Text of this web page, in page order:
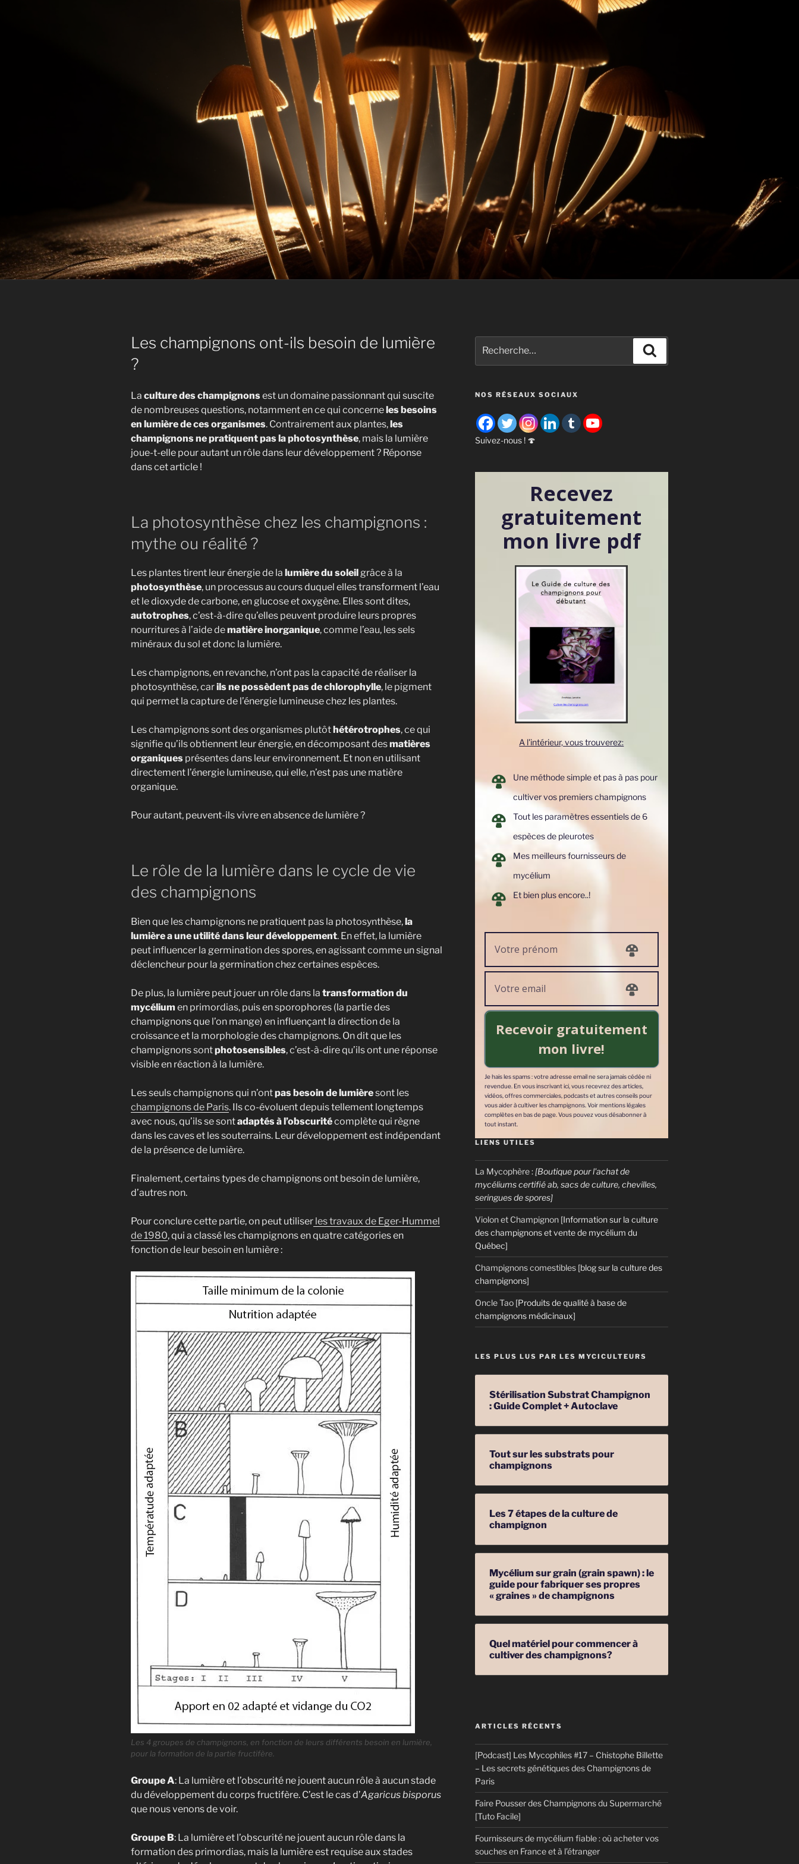
Les champignons ont-ils besoin de lumière
?
La culture des champignonsest un domaine passionnant qui suscite
de nombreuses questions, notamment en ce qui concerneles besoins
en lumière de ces organismes. Contrairement aux plantes,les
champignons ne pratiquent pas la photosynthèse, mais la lumière
joue-t-elle pour autant un rôle dans leur développement ? Réponse
dans cet article !
La photosynthèse chez les champignons :
mythe ou réalité ?
Les plantes tirent leur énergie de la lumière du soleil grâce à la
photosynthèse, un processus au cours duquel elles transforment l’eau
et le dioxyde de carbone, en glucose et oxygène. Elles sont dites,
autotrophes, c’est-à-dire qu’elles peuvent produire leurs propres
nourritures à l’aide dematière inorganique, comme l’eau, les sels
minéraux du sol et donc la lumière.
Les champignons, en revanche, n’ont pas la capacité de réaliser la
photosynthèse, carils ne possèdent pas de chlorophylle, le pigment
qui permet la capture de l’énergie lumineuse chez les plantes.
Les champignons sont des organismes plutôt hétérotrophes, ce qui
signifie qu’ils obtiennent leur énergie, en décomposant desmatières
organiques présentes dans leur environnement. Et non en utilisant
directement l’énergie lumineuse, qui elle, n’est pas une matière
organique.
Pour autant, peuvent-ils vivre en absence de lumière ?
Le rôle de la lumière dans le cycle de vie
des champignons
Bien que les champignons ne pratiquent pas la photosynthèse,la
lumière a une utilité dans leur développement. En effet, la lumière
peut influencer la germination des spores, en agissant comme un signal
déclencheur pour la germination chez certaines espèces.
De plus, la lumière peut jouer un rôle dans la transformation du
mycélium en primordias, puis en sporophores (la partie des
champignons que l’on mange) en influençant la direction de la
croissance et la morphologie des champignons. On dit que les
champignons sontphotosensibles, c’est-à-dire qu’ils ont une réponse
visible en réaction à la lumière.
Les seuls champignons qui n’ontpas besoin de lumièresont les
champignons de Paris. Ils co-évoluent depuis tellement longtemps
avec nous, qu’ils se sontadaptés à l’obscuritécomplète qui règne
dans les caves et les souterrains. Leur développement est indépendant
de la présence de lumière.
Finalement, certains types de champignons ont besoin de lumière,
d’autres non.
Pour conclure cette partie, on peut utiliser les travaux de Eger-Hummel
de 1980, qui a classé les champignons en quatre catégories en
fonction de leur besoin en lumière :
Les 4 groupes de champignons, en fonction de leurs différents besoin en lumière,
pour la formation de la partie fructifère.
Groupe A: La lumière et l’obscurité ne jouent aucun rôle à aucun stade
du développement du corps fructifère. C’est le cas d’Agaricus bisporus
que nous venons de voir.
Groupe B: La lumière et l’obscurité ne jouent aucun rôle dans la
formation des primordias, mais la lumière est requise aux stades
pour
:
NOS RÉSEAUX SOCIAUX
Suivez-nous ! 🍄
Recevez
gratuitement
mon livre pdf
A l'intérieur, vous trouverez:
Une méthode simple et pas à pas pour
cultiver vos premiers champignons
Tout les paramètres essentiels de 6
espèces de pleurotes
Mes meilleurs fournisseurs de
mycélium
Et bien plus encore..!
Recevoir gratuitement
mon livre!
Je hais les spams : votre adresse email ne sera jamais cédée ni
revendue. En vous inscrivant ici, vous recevrez des articles,
vidéos, offres commerciales, podcasts et autres conseils pour
vous aider à cultiver les champignons. Voir mentions légales
complètes en bas de page. Vous pouvez vous désabonner à
tout instant.
LIENS UTILES
La Mycophère : [Boutique pour l'achat de
mycéliums certifié ab, sacs de culture, chevilles,
seringues de spores]
Violon et Champignon [Information sur la culture
des champignons et vente de mycélium du
Québec]
Champignons comestibles [blog sur la culture des
champignons]
Oncle Tao [Produits de qualité à base de
champignons médicinaux]
LES PLUS LUS PAR LES MYCICULTEURS
Stérilisation Substrat Champignon
: Guide Complet + Autoclave
Tout sur les substrats pour
champignons
Les 7 étapes de la culture de
champignon
Mycélium sur grain (grain spawn) : le
guide pour fabriquer ses propres
« graines » de champignons
Quel matériel pour commencer à
cultiver des champignons?
ARTICLES RÉCENTS
[Podcast] Les Mycophiles #17 – Chistophe Billette
– Les secrets génétiques des Champignons de
Paris
Faire Pousser des Champignons du Supermarché
[Tuto Facile]
Fournisseurs de mycélium fiable : où acheter vos
souches en France et à l’étranger
Bienvenue sur Cultiver les
Voudriez-vous recevoir mon ebook
"Le Guide de culture des champignons en intérieur" ? :)
Vous trouverez à l'intérieur :
Une méthode simple et pas à pas pour cultiver
vos premiers champignons
Tout les paramètres essentiels de 6 espèces de
pleurotes
Mes meilleurs fournisseurs de mycélium
Et bien plus encore..!
Recevoir mon ebook gratuitement !
Je hais les spams : votre adresse email ne sera jamais cédée ni revendue. En vous inscrivant ici, vous
recevrez des articles, vidéos, offres commerciales, podcasts et autres conseils pour vous aider à cultiver les
champignons. Voir mentions légales complètes en bas de page. Vous pouvez vous désabonner à tout
instant.